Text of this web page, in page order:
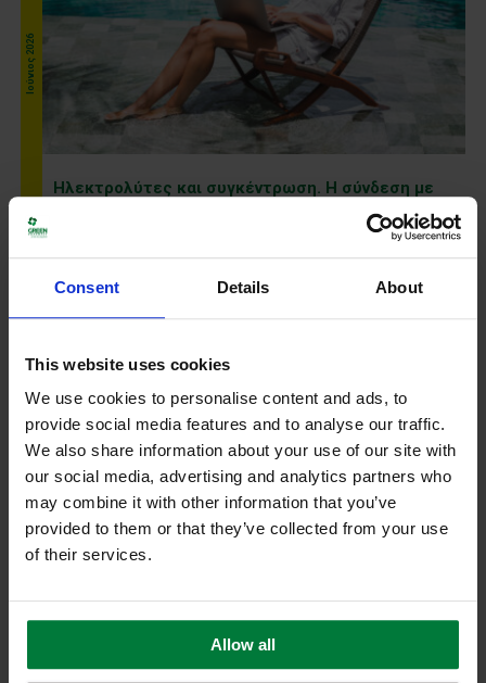
Consent Details About
This website uses cookies
We use cookies to personalise content and ads, to
provide social media features and to analyse our traffic.
We also share information about your use of our site with
our social media, advertising and analytics partners who
may combine it with other information that you’ve
provided to them or that they’ve collected from your use
of their services.
Allow all
Ιούνιος 2026
Ηλεκτρολύτες και συγκέντρωση. Η σύνδεση με
Περισσότερα
Ιούνιος 2026
Smart gadgets ενυδάτωσης. Η τεχνολογία που σου